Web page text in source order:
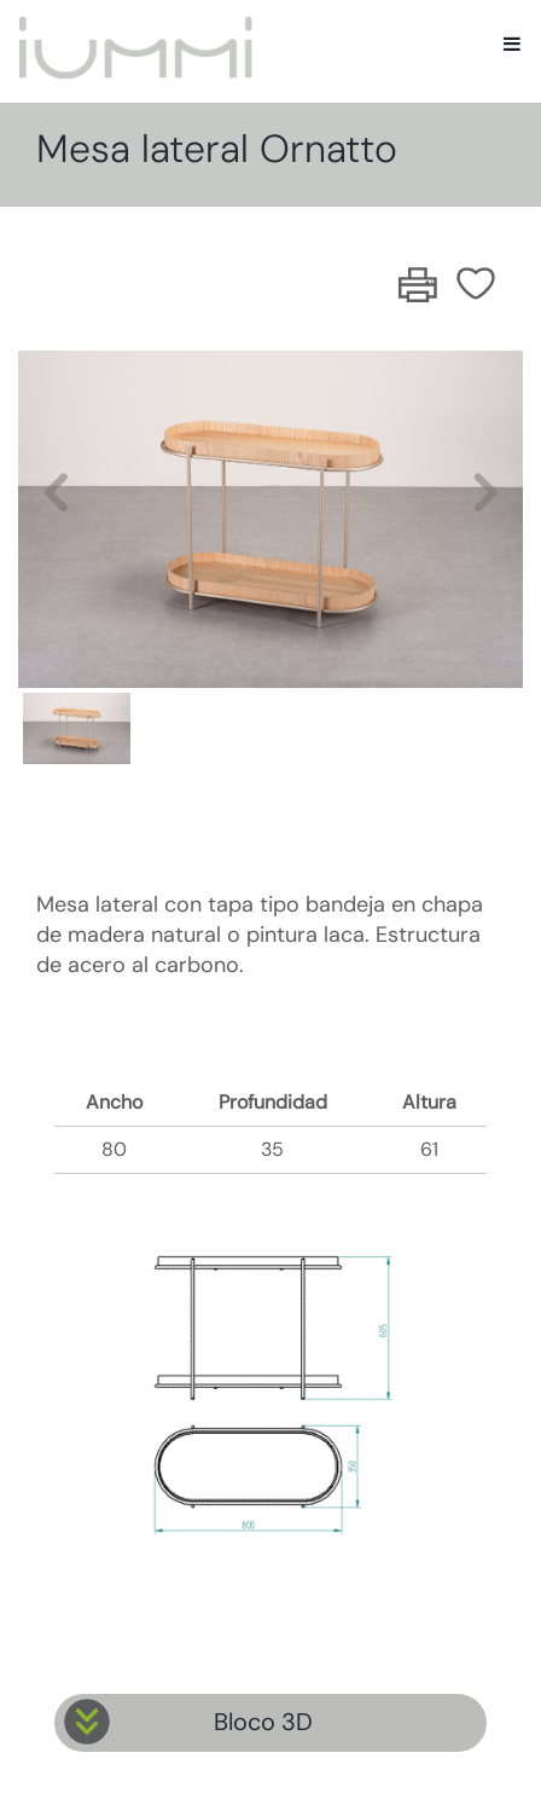
Mesa lateral Ornatto
Previous
Mesa lateral con tapa tipo bandeja en chapa
de madera natural o pintura laca. Estructura
de acero al carbono.
Ancho Profundidad
Altura
80
35 61
Bloco 3D